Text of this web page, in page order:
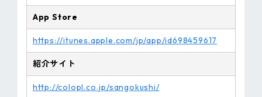
App Store
https://itunes.apple.com/jp/app/id698459617
紹介サイト
http://colopl.co.jp/sangokushi/